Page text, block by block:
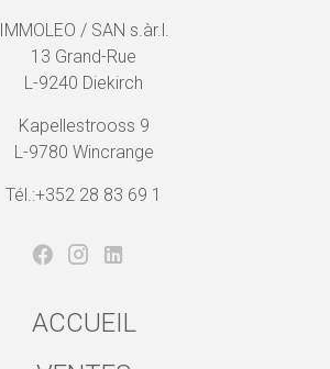
IMMOLEO / SAN s.àr.l.
13 Grand-Rue
L-9240 Diekirch
Kapellestrooss 9
L-9780 Wincrange
Tél.:+352 28 83 69 1
ACCUEIL